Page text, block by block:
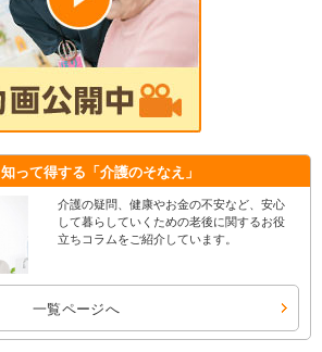
知って得する 「介護のそなえ」
介護の疑問、健康やお金の不安など、安心
して暮らしていくための老後に関するお役
立ちコラムをご紹介しています。
一覧ページへ